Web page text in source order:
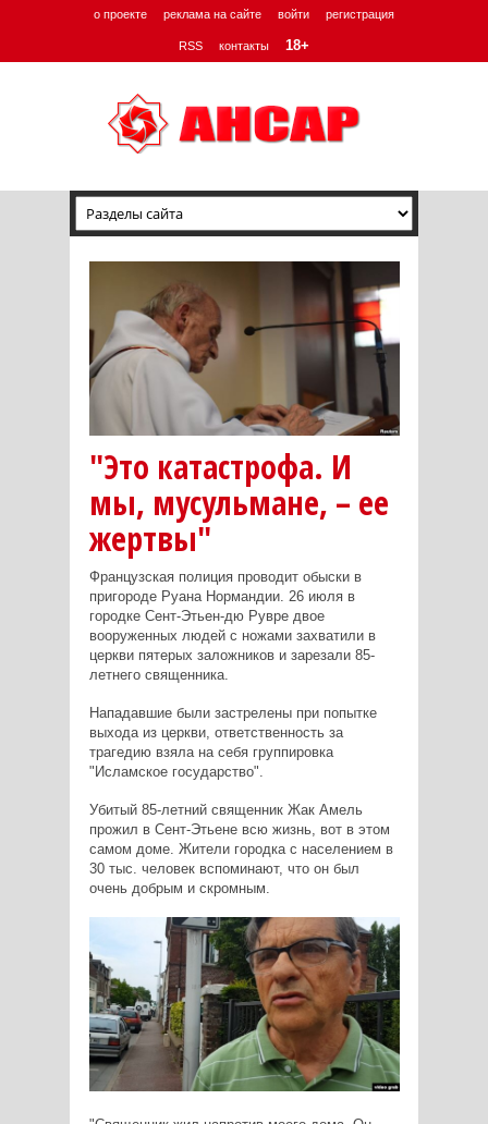
о проекте реклама на сайте войти регистрация
RSS контакты 18+
"Это катастрофа. И
мы, мусульмане, – ее
жертвы"
Французская полиция проводит обыски в
пригороде Руана Нормандии. 26 июля в
городке Сент-Этьен-дю Рувре двое
вооруженных людей с ножами захватили в
церкви пятерых заложников и зарезали 85-
летнего священника.
Нападавшие были застрелены при попытке
выхода из церкви, ответственность за
трагедию взяла на себя группировка
"Исламское государство".
Убитый 85-летний священник Жак Амель
прожил в Сент-Этьене всю жизнь, вот в этом
самом доме. Жители городка с населением в
30 тыс. человек вспоминают, что он был
очень добрым и скромным.